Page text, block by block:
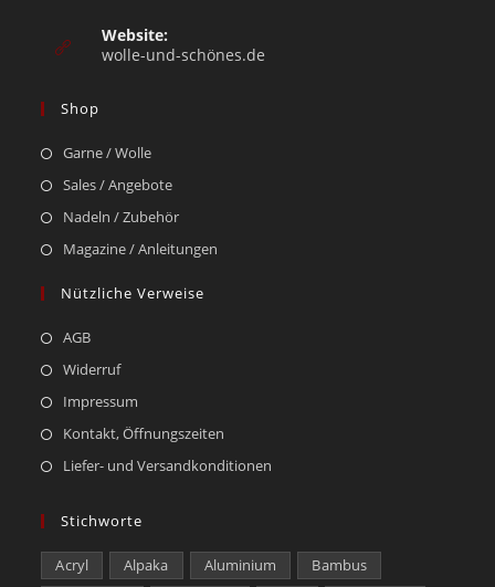
Website:
wolle-und-schönes.de
Shop
Garne / Wolle
Sales / Angebote
Nadeln / Zubehör
Magazine / Anleitungen
Nützliche Verweise
AGB
Widerruf
Impressum
Kontakt, Öffnungszeiten
Liefer- und Versandkonditionen
Stichworte
Acryl Alpaka Aluminium
Bambus